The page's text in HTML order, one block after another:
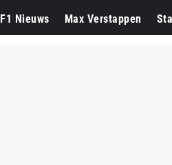
F1 Nieuws Max Verstappen